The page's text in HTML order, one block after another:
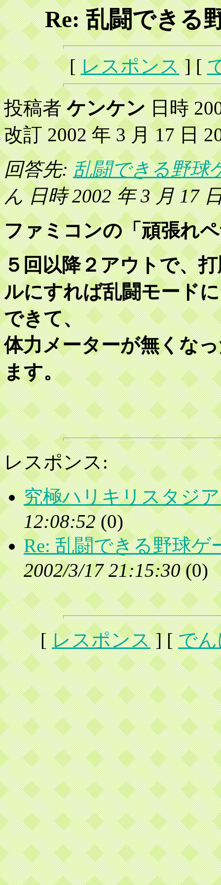
Re: 乱闘できる
[レスポンス] [
投稿者ケンケン日時
改訂 2002 年 3 月 17 日
回答先:乱闘できる野球
ん 日時 2002 年 3 月 17
ファミコンの「頑張れ
５回以降２アウトで、
ルにすれば乱闘モード
できて、
体力メーターが無くな
ます。
レスポンス:
究極ハリキリスタジ
12:08:52(0)
Re: 乱闘できる野球ゲ
2002/3/17 21:15:30(0)
[レスポンス] [で